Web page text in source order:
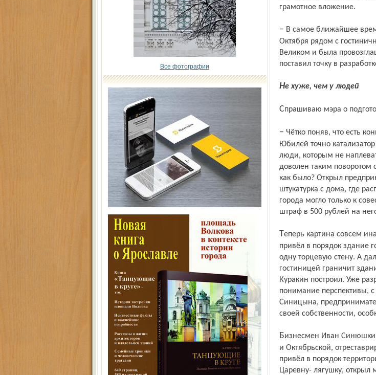
Все фотографии
грамотное вложение.
– В самое ближайшее время памятник будет установлен в сквере на улице 50-летия
Октября рядом с
Великом и была
поставил точку в
Не хуже, чем у людей
Спрашиваю мэра о
– Чётко поняв, что есть конк­ретная цель и дата, жители города мобилизовались.
Юбилей точно
люди, которым не
доволен таким
как было? Открыл
штукатурка с дома, где
города могло только к
штраф в 500 рублей на
Теперь картина совсем иная. Вот владелец «Лиона» Синицын почти полностью
привёл в порядок здание
одну торцевую стену. А
гостиницей граничит
Куракин построил. Уже
понимание перспективы, с
Синицына,
своей соб­ственности,
Бизнесмен Иван Синюшкин выкупил разваливающийся дом на углу улиц Ленинской
и Октябрьской,
привёл в порядок
Царевну- лягушку,